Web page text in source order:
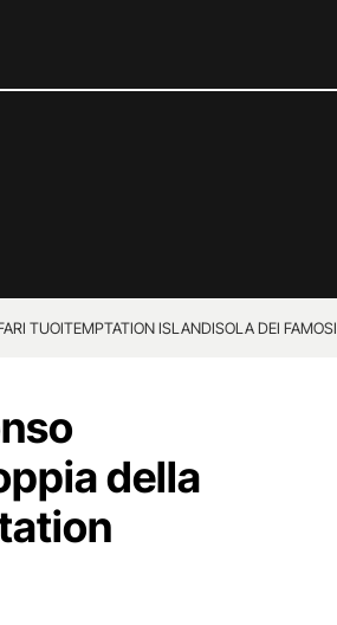
TUOITEMPTATION ISLANDISOLA DEI FAMOSI
della